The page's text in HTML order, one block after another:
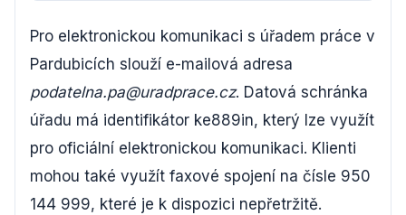
Pro elektronickou komunikaci s úřadem práce v
Pardubicích slouží e-mailová adresa
podatelna.pa@uradprace.cz. Datová schránka
úřadu má identifikátor ke889in, který lze využít
pro oficiální elektronickou komunikaci. Klienti
mohou také využít faxové spojení na čísle 950
144 999, které je k dispozici nepřetržitě.